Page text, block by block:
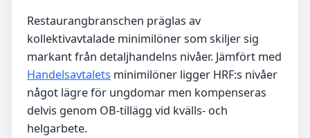
Restaurangbranschen präglas av
kollektivavtalade minimilöner som skiljer sig
markant från detaljhandelns nivåer. Jämfört med
Handelsavtalets minimilöner ligger HRF:s nivåer
något lägre för ungdomar men kompenseras
delvis genom OB-tillägg vid kvälls- och
helgarbete.